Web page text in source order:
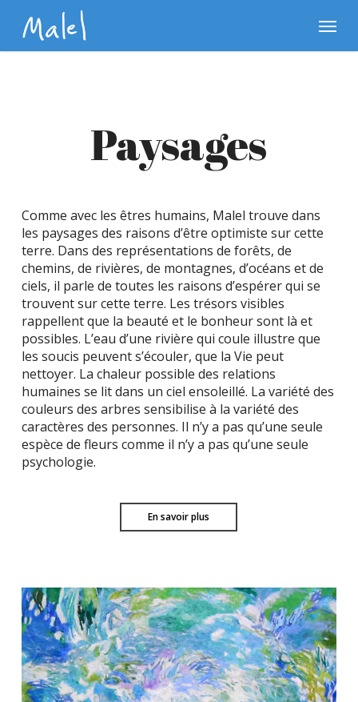
main
Menu
Paysages
Comme avec les êtres humains, Malel trouve dans
les paysages des raisons d’être optimiste sur cette
terre. Dans des représentations de forêts, de
chemins, de rivières, de montagnes, d’océans et de
ciels, il parle de toutes les raisons d’espérer qui se
trouvent sur cette terre. Les trésors visibles
rappellent que la beauté et le bonheur sont là et
possibles. L’eau d’une rivière qui coule illustre que
les soucis peuvent s’écouler, que la Vie peut
nettoyer. La chaleur possible des relations
humaines se lit dans un ciel ensoleillé. La variété des
couleurs des arbres sensibilise à la variété des
caractères des personnes. Il n’y a pas qu’une seule
espèce de fleurs comme il n’y a pas qu’une seule
psychologie.
En savoir plus